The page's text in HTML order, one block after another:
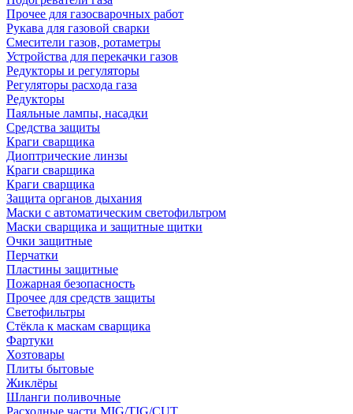
Прочее для газосварочных работ
Рукава для газовой сварки
Смесители газов, ротаметры
Устройства для перекачки газов
Редукторы и регуляторы
Регуляторы расхода газа
Редукторы
Паяльные лампы, насадки
Средства защиты
Краги сварщика
Диоптрические линзы
Краги сварщика
Краги сварщика
Защита органов дыхания
Маски с автоматическим светофильтром
Маски сварщика и защитные щитки
Очки защитные
Перчатки
Пластины защитные
Пожарная безопасность
Прочее для средств защиты
Светофильтры
Стёкла к маскам сварщика
Фартуки
Хозтовары
Плиты бытовые
Жиклёры
Шланги поливочные
Расходные части MIG/TIG/CUT